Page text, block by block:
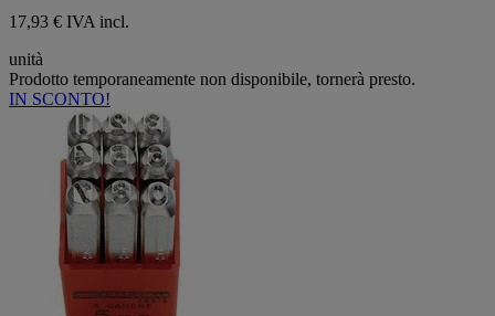
17,93 € IVA incl.
unità
Prodotto temporaneamente non disponibile, tornerà presto.
IN SCONTO!